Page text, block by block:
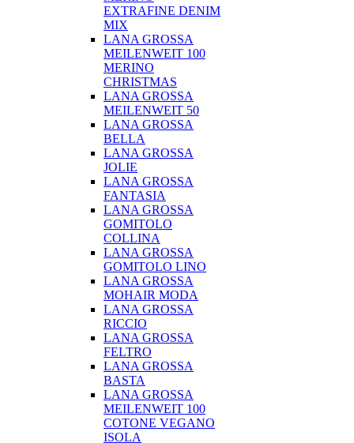
EXTRAFINE DENIM
MIX
LANA GROSSA
MEILENWEIT 100
MERINO
CHRISTMAS
LANA GROSSA
MEILENWEIT 50
LANA GROSSA
BELLA
LANA GROSSA
JOLIE
LANA GROSSA
FANTASIA
LANA GROSSA
GOMITOLO
COLLINA
LANA GROSSA
GOMITOLO LINO
LANA GROSSA
MOHAIR MODA
LANA GROSSA
RICCIO
LANA GROSSA
FELTRO
LANA GROSSA
BASTA
LANA GROSSA
MEILENWEIT 100
COTONE VEGANO
ISOLA